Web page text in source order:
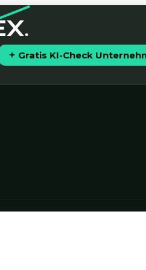
Gratis KI-Check